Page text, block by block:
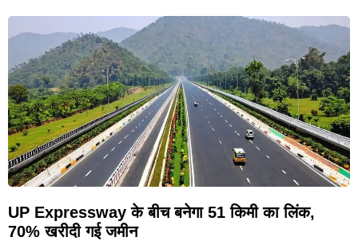
UP Expressway के बीच बनेगा 51 किमी का लिंक,
70% खरीदी गई जमीन